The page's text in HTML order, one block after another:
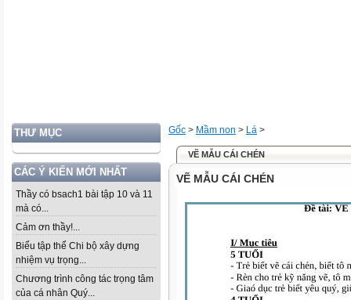
THƯ MỤC
CÁC Ý KIẾN MỚI NHẤT
Thầy có bsach1 bài tập 10 và 11
mà có...
Cảm ơn thầy!...
Biểu tập thể Chi bộ xây dựng
nhiệm vụ trọng...
Chương trình công tác trọng tâm
của cá nhân Quý...
Gốc > Mầm non > Lá >
VẼ MẪU CÁI CHÉN
VẼ MẪU CÁI CHÉN